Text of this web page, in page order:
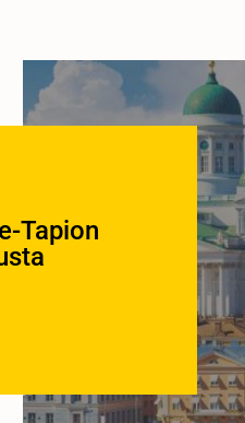
Tapion